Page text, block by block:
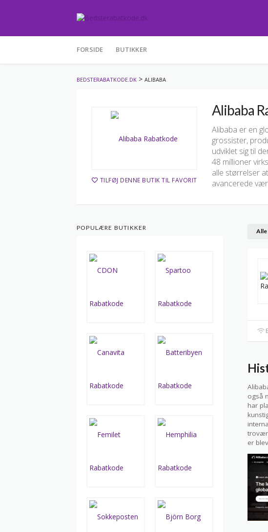
to
FORSIDE BUTIKKER
BEDSTERABATKODE.DK > ALIBABA
TILFØJ DENNE BUTIK TIL FAVORIT
Alibaba
Alibaba er en
grossister,
udviklet sig til
48 millioner
alle størrelser
avancerede
Alle
også
har
er
POPULÆRE BUTIKKER